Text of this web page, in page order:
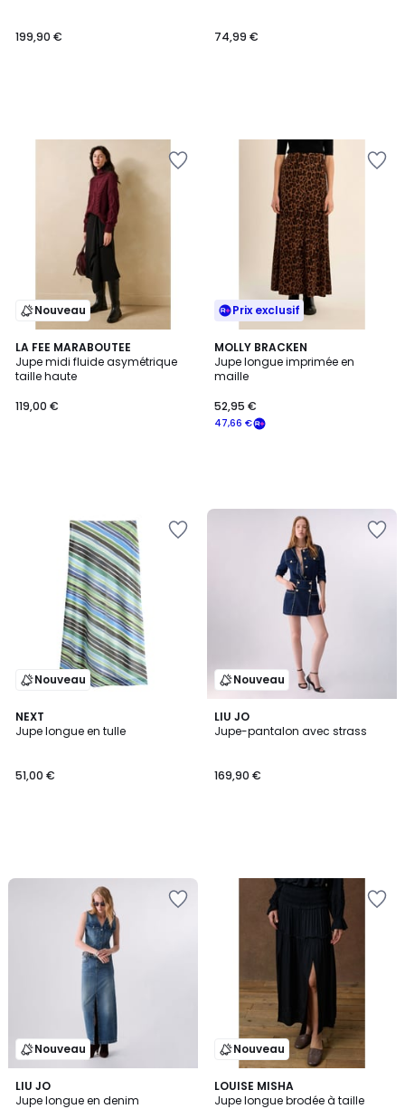
199,90 € 74,99 €
Nouveau
LA FEE MARABOUTEE
Jupe midi fluide asymétrique
taille haute
119,00 €
Prix exclusif
MOLLY BRACKEN
Jupe longue imprimée en
maille
47,66 €
52,95 €
Nouveau
NEXT
Jupe longue en tulle
51,00 €
Nouveau
LIU JO
Jupe-pantalon avec strass
169,90 €
Nouveau
LIU JO
Jupe longue en denim
2
Couleurs
Nouveau
LOUISE MISHA
Jupe longue brodée à taille